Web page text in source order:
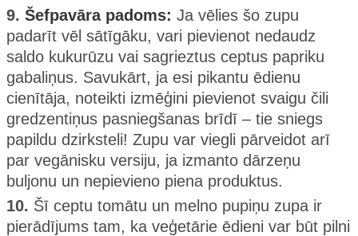
9. Šefpavāra padoms: Ja vēlies šo zupu
padarīt vēl sātīgāku, vari pievienot nedaudz
saldo kukurūzu vai sagrieztus ceptus papriku
gabaliņus. Savukārt, ja esi pikantu ēdienu
cienītāja, noteikti izmēģini pievienot svaigu čili
gredzentiņus pasniegšanas brīdī – tie sniegs
papildu dzirksteli! Zupu var viegli pārveidot arī
par vegānisku versiju, ja izmanto dārzeņu
buljonu un nepievieno piena produktus.
10. Šī ceptu tomātu un melno pupiņu zupa ir
pierādījums tam, ka veģetārie ēdieni var būt pilni